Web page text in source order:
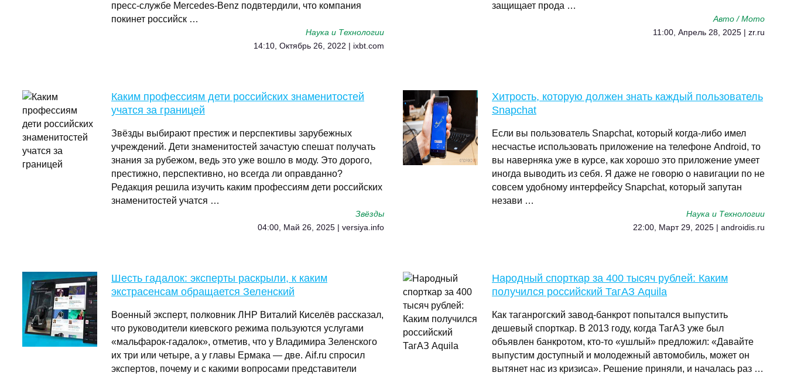
пресс-службе Mercedes-Benz подвтердили, что компания
покинет российск …
Наука и Технологии
14:10, Октябрь 26, 2022 | ixbt.com
защищает прода …
Авто / Мото
11:00, Апрель 28, 2025 | zr.ru
Каким профессиям дети российских знаменитостей
учатся за границей
Звёзды выбирают престиж и перспективы зарубежных
учреждений. Дети знаменитостей зачастую спешат получать
знания за рубежом, ведь это уже вошло в моду. Это дорого,
престижно, перспективно, но всегда ли оправданно?
Редакция решила изучить каким профессиям дети российских
знаменитостей учатся …
Звёзды
04:00, Май 26, 2025 | versiya.info
Хитрость, которую должен знать каждый пользователь
Snapchat
Если вы пользователь Snapchat, который когда-либо имел
несчастье использовать приложение на телефоне Android, то
вы наверняка уже в курсе, как хорошо это приложение умеет
иногда выводить из себя. Я даже не говорю о навигации по не
совсем удобному интерфейсу Snapchat, который запутан
незави …
Наука и Технологии
22:00, Март 29, 2025 | androidis.ru
Шесть гадалок: эксперты раскрыли, к каким
экстрасенсам обращается Зеленский
Военный эксперт, полковник ЛНР Виталий Киселёв рассказал,
что руководители киевского режима пользуются услугами
«мальфарок-гадалок», отметив, что у Владимира Зеленского
их три или четыре, а у главы Ермака — две. Aif.ru спросил
экспертов, почему и с какими вопросами представители
Народный спорткар за 400 тысяч рублей: Каким
получился российский ТагАЗ Aquila
Как таганрогский завод-банкрот попытался выпустить
дешевый спорткар. В 2013 году, когда ТагАЗ уже был
объявлен банкротом, кто-то «ушлый» предложил: «Давайте
выпустим доступный и молодежный автомобиль, может он
вытянет нас из кризиса». Решение приняли, и началась раз …